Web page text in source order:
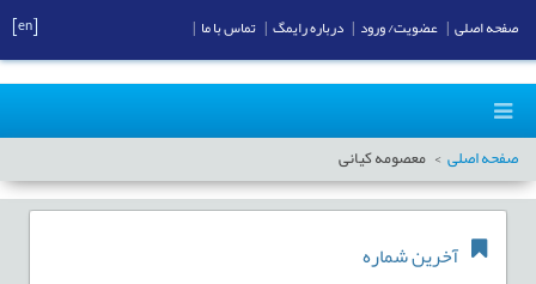
صفحه اصلی معصومه کیانی
آخرین شماره
صفحه اصلی عضویت/ ورود درباره رایمگ تماس با ما